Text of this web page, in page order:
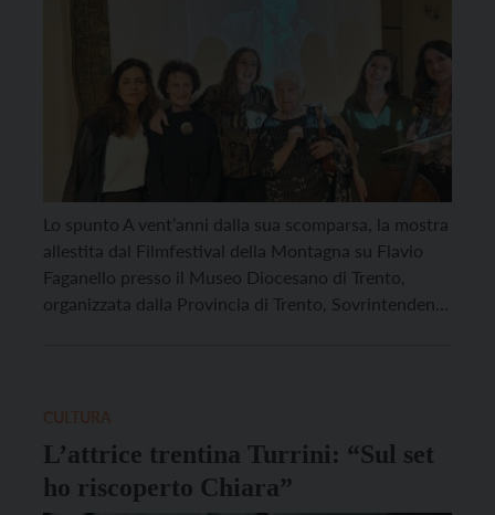
Lo spunto A vent’anni dalla sua scomparsa, la mostra
allestita dal Filmfestival della Montagna su Flavio
Faganello presso il Museo Diocesano di Trento,
organizzata dalla Provincia di Trento, Sovrintendenza
L’attrice trentina Turrini: “Sul set
ho riscoperto Chiara”